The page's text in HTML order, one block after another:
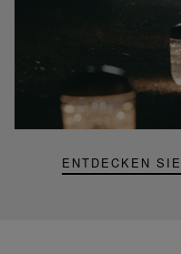
ENTDECKEN